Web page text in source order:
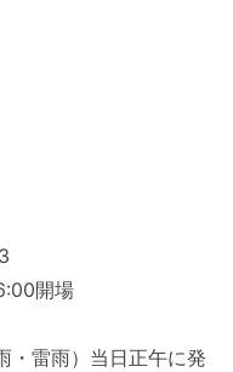
開場
・雷雨）当日正午に発